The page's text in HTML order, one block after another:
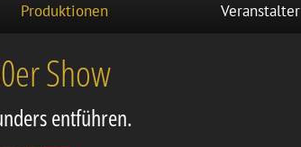
Produktionen Veranstalter
Show
entführen.